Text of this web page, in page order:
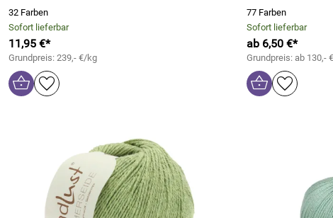
32 Farben
Sofort lieferbar
11,95 €*
Grundpreis: 239,- €/kg
77 Farben
Sofort lieferbar
ab 6,50 €*
Grundpreis: ab 130,-